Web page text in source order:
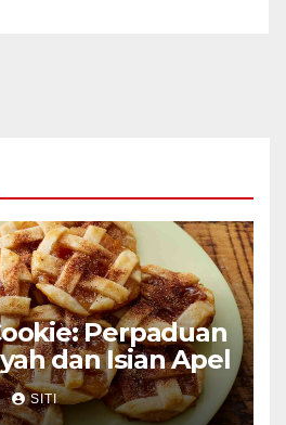
Perpaduan
dan Isian Apel
SITI